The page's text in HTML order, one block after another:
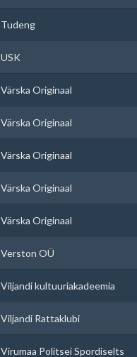
Tudeng
USK
Värska Originaal
Värska Originaal
Värska Originaal
Värska Originaal
Värska Originaal
Verston OÜ
Viljandi kultuuriakadeemia
Viljandi Rattaklubi
Virumaa Politsei Spordiselts